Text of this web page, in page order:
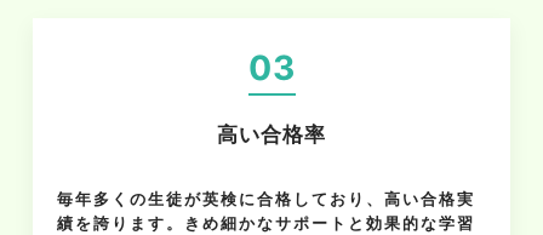
03
高い合格率
毎年多くの生徒が英検に合格しており、高い合格実
績を誇ります。きめ細かなサポートと効果的な学習